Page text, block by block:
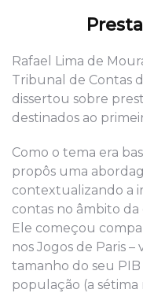
Rafael Lima de
Tribunal de Contas
dissertou sobre
destinados ao
Como o tema era
propôs uma
contextualizando a
contas no âmbito da
Ele começou
nos Jogos de Paris
tamanho do seu
população (a sétima